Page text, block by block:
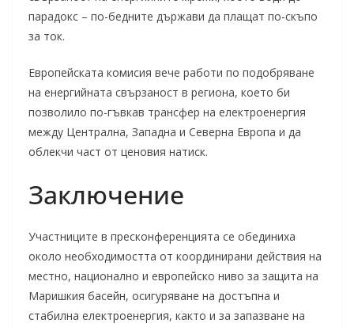
парадокс – по-бедните държави да плащат по-скъпо
за ток.
Европейската комисия вече работи по подобряване
на енергийната свързаност в региона, което би
позволило по-гъвкав трансфер на електроенергия
между Централна, Западна и Северна Европа и да
облекчи част от ценовия натиск.
Заключение
Участниците в пресконференцията се обединиха
около необходимостта от координирани действия на
местно, национално и европейско ниво за защита на
Маришкия басейн, осигуряване на достъпна и
стабилна електроенергия, както и за запазване на